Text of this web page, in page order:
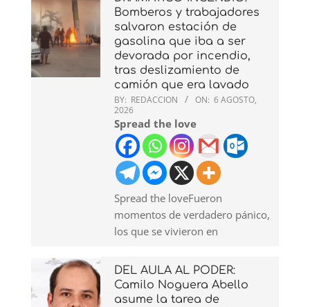
Bomberos y trabajadores
salvaron estación de
gasolina que iba a ser
devorada por incendio,
tras deslizamiento de
camión que era lavado
BY: REDACCION ON: 6 AGOSTO,
2026
Spread the love
Spread the loveFueron
momentos de verdadero pánico,
los que se vivieron en
DEL AULA AL PODER:
Camilo Noguera Abello
asume la tarea de